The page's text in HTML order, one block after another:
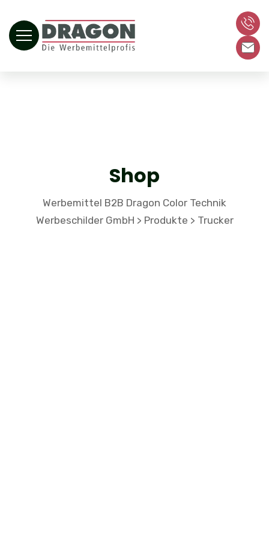
Shop
Werbemittel B2B Dragon Color Technik
Werbeschilder GmbH > Produkte > Trucker